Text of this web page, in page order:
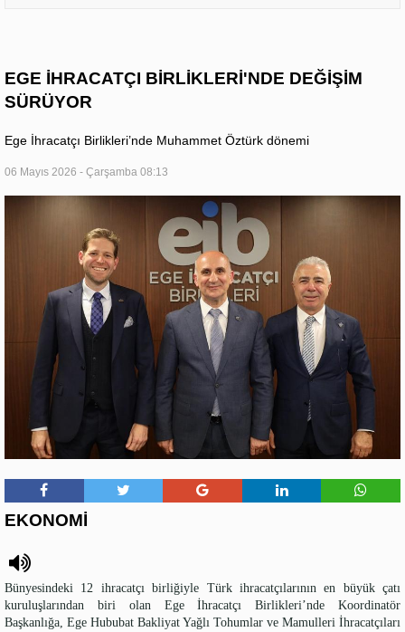
EGE İHRACATÇI BİRLİKLERİ'NDE DEĞİŞİM
SÜRÜYOR
Ege İhracatçı Birlikleri’nde Muhammet Öztürk dönemi
06 Mayıs 2026 - Çarşamba 08:13
EKONOMİ
Bünyesindeki 12 ihracatçı birliğiyle Türk ihracatçılarının en büyük çatı
kuruluşlarından biri olan Ege İhracatçı Birlikleri’nde Koordinatör
Başkanlığa, Ege Hububat Bakliyat Yağlı Tohumlar ve Mamulleri İhracatçıları